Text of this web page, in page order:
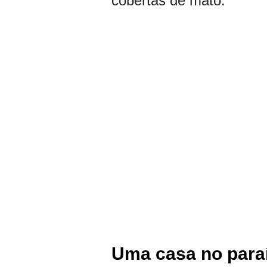
Uma casa no